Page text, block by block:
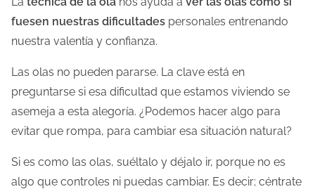
fuesen nuestras dificultades personales entrenando
nuestra valentía y confianza.
Las olas no pueden pararse. La clave está en
preguntarse si esa dificultad que estamos viviendo se
asemeja a esta alegoría. ¿Podemos hacer algo para
evitar que rompa, para cambiar esa situación natural?
Si es como las olas, suéltalo y déjalo ir, porque no es
algo que controles ni puedas cambiar. Es decir; céntrate